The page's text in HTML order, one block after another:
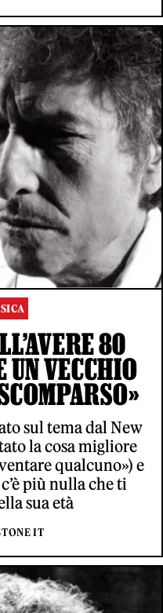
80
UN VECCHIO
sul tema dal New
la cosa migliore
qualcuno») e
più nulla che ti
sua età
IT